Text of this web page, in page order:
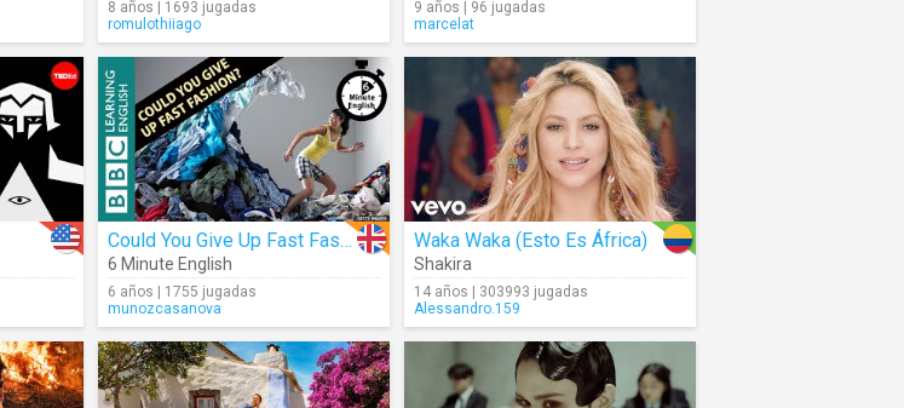
8 años | 1693 jugadas
romulothiiago
9 años | 96 jugadas
marcelat
Could You Give Up Fast Fashion?
6 Minute English
6 años | 1755 jugadas
munozcasanova
Waka Waka (Esto Es África)
Shakira
14 años | 303993 jugadas
Alessandro.159